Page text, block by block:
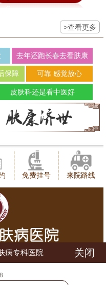
>查看更多
去年还跑长春去看肤康
保障 可靠 感觉放心
皮肤科还是看中医好
免费挂号 来院路线
路1566号网站地图
病专科医院 关闭